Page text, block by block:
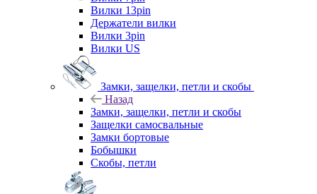
Вилки 13pin
Держатели вилки
Вилки 3pin
Вилки US
Замки, защелки, петли и скобы
Назад
Замки, защелки, петли и скобы
Защелки самосвальные
Замки бортовые
Бобышки
Скобы, петли